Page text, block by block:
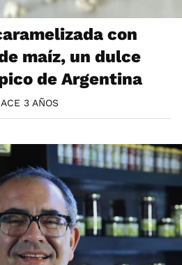
con
maíz, un dulce
de Argentina
3 AÑOS